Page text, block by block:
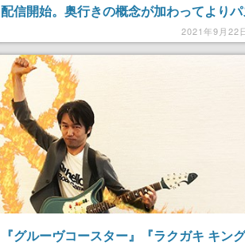
配信開始。奥行きの概念が加わってより
2021年9月22
『グルーヴコースター』『ラクガキ キン